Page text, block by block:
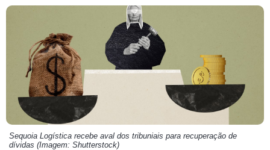
Sequoia Logística recebe aval dos tribuniais para recuperação de
dívidas (Imagem: Shutterstock)